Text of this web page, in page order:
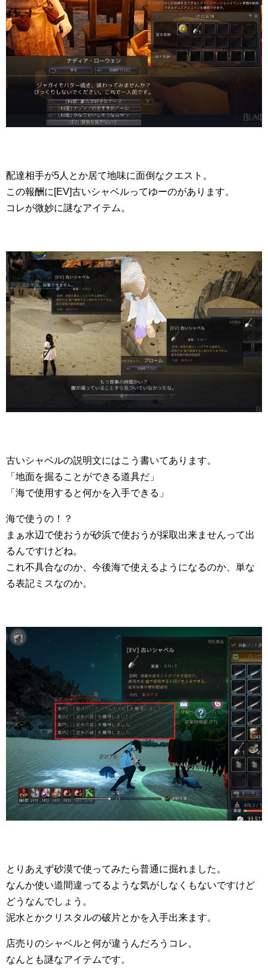
配達相手が5人とか居て地味に面倒なクエスト。
この報酬に[EV]古いシャベルってゆーのがあります。
コレが微妙に謎なアイテム。
古いシャベルの説明文にはこう書いてあります。
「地面を掘ることができる道具だ」
「海で使用すると何かを入手できる」
海で使うの！？
まぁ水辺で使おうが砂浜で使おうが採取出来ませんって出
るんですけどね。
これ不具合なのか、今後海で使えるようになるのか、単な
る表記ミスなのか。
とりあえず砂漠で使ってみたら普通に掘れました。
なんか使い道間違ってるような気がしなくもないですけど
どうなんでしょう。
泥水とかクリスタルの破片とかを入手出来ます。
店売りのシャベルと何が違うんだろうコレ。
なんとも謎なアイテムです。